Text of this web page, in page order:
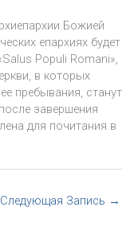
Божией
епархиях будет
Populi Romani»,
в которых
пребывания, станут
завершения
для почитания в
Следующая Запись →